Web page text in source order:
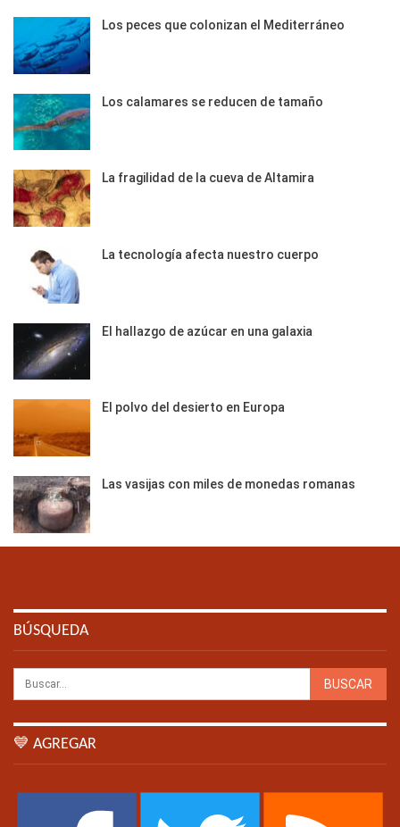
Los peces que colonizan el Mediterráneo
Los calamares se reducen de tamaño
La fragilidad de la cueva de Altamira
La tecnología afecta nuestro cuerpo
El hallazgo de azúcar en una galaxia
El polvo del desierto en Europa
Las vasijas con miles de monedas romanas
BÚSQUEDA
💙 AGREGAR